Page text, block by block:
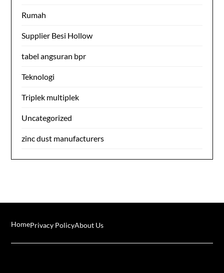
Rumah
Supplier Besi Hollow
tabel angsuran bpr
Teknologi
Triplek multiplek
Uncategorized
zinc dust manufacturers
HomePrivacy PolicyAbout Us